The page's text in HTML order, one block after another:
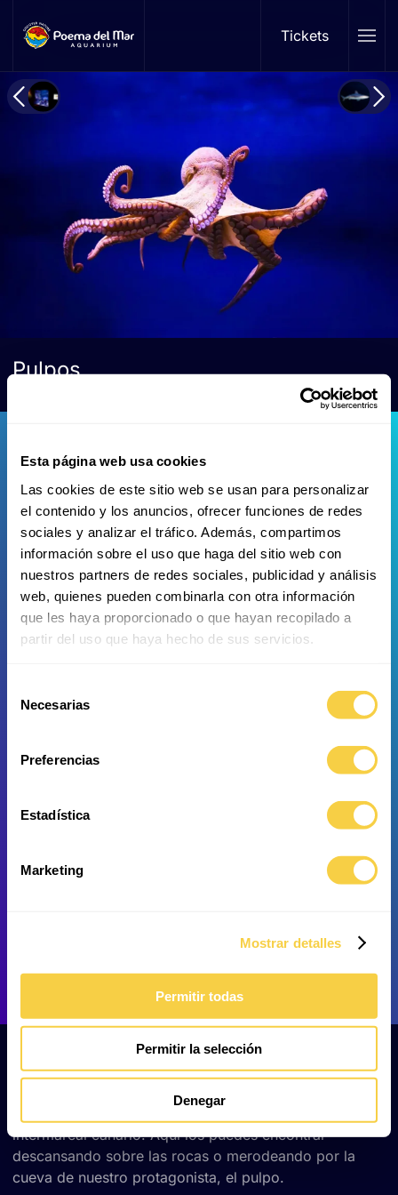
Esta página web usa cookies
Las cookies de este sitio web se usan para personalizar
el contenido y los anuncios, ofrecer funciones de redes
sociales y analizar el tráfico. Además, compartimos
información sobre el uso que haga del sitio web con
nuestros partners de redes sociales, publicidad y análisis
web, quienes pueden combinarla con otra información
que les haya proporcionado o que hayan recopilado a
partir del uso que haya hecho de sus servicios.
Necesarias
Preferencias
Estadística
Marketing
Mostrar detalles
Permitir todas
Permitir la selección
Denegar
Skip to main content Tickets
Pulpos
Pulpo Común Chaparrudo
Anémona de fresa
¡Seguro que conoces a alguna de estas especies! Los
rascacios, las estrellas de mar y los cabosos forman
parte de los animales más características del
intermareal canario. Aquí los puedes encontrar
descansando sobre las rocas o merodeando por la
cueva de nuestro protagonista, el pulpo.